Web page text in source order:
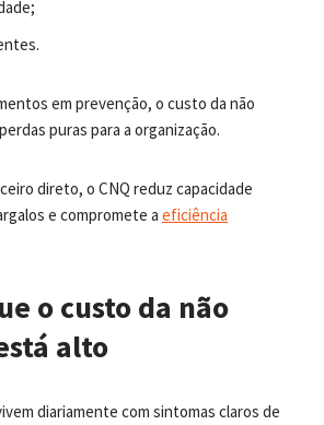
em prevenção, o custo da não
puras para a organização.
direto, o CNQ reduz capacidade
e compromete a eficiência
o custo da não
alto
diariamente com sintomas claros de